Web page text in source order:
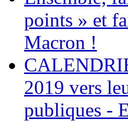
points » et
Macron !
2019 vers
publiques -